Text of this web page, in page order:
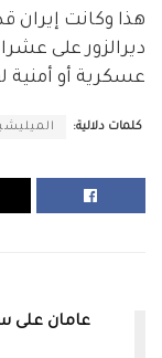
هذا وكانت
ديرالزور على
عسكرية أو أمنية
كلمات دلالية:
عامان على